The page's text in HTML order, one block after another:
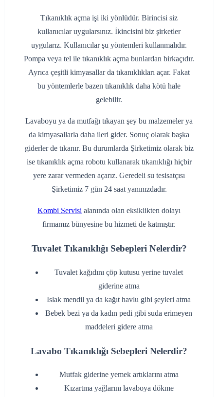
Tıkanıklık açma işi iki yönlüdür. Birincisi siz
kullanıcılar uygularsınız. İkincisini biz şirketler
uygularız. Kullanıcılar şu yöntemleri kullanmalıdır.
Pompa veya tel ile tıkanıklık açma bunlardan birkaçıdır.
Ayrıca çeşitli kimyasallar da tıkanıklıkları açar. Fakat
bu yöntemlerle bazen tıkanıklık daha kötü hale
gelebilir.
Lavaboyu ya da mutfağı tıkayan şey bu malzemeler ya
da kimyasallarla daha ileri gider. Sonuç olarak başka
giderler de tıkanır. Bu durumlarda Şirketimiz olarak biz
ise tıkanıklık açma robotu kullanarak tıkanıklığı hiçbir
yere zarar vermeden açarız. Geredeli su tesisatçısı
Şirketimiz 7 gün 24 saat yanınızdadır.
Kombi Servisi alanında olan eksiklikten dolayı
firmamız bünyesine bu hizmeti de katmıştır.
Tuvalet Tıkanıklığı Sebepleri Nelerdir?
‌Tuvalet kağıdını çöp kutusu yerine tuvalet
giderine atma
‌Islak mendil ya da kağıt havlu gibi şeyleri atma
‌Bebek bezi ya da kadın pedi gibi suda erimeyen
maddeleri gidere atma
Lavabo Tıkanıklığı Sebepleri Nelerdir?
‌Mutfak giderine yemek artıklarını atma
‌Kızartma yağlarını lavaboya dökme